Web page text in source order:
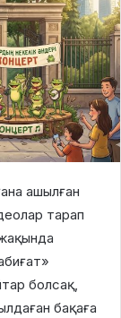
ашылған
тарап
болсақ,
бақаға